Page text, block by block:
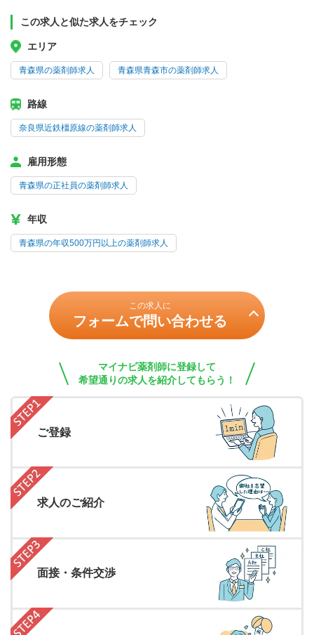
この求人と似た求人をチェック
エリア
青森県の薬剤師求人 青森県青森市の薬剤師求人
路線
奈良県近鉄橿原線の薬剤師求人
雇用形態
青森県の正社員の薬剤師求人
年収
青森県の年収500万円以上の薬剤師求人
この求人に
フォームで問い合わせる
マイナビ薬剤師に登録して
希望通りの求人を紹介してもらう！
ご登録
求人のご紹介
面接・条件交渉